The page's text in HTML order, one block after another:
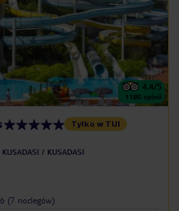
4.4/5
1180 opinii
Tylko w TUI
KUSADASI KUSADASI
(7 noclegów)